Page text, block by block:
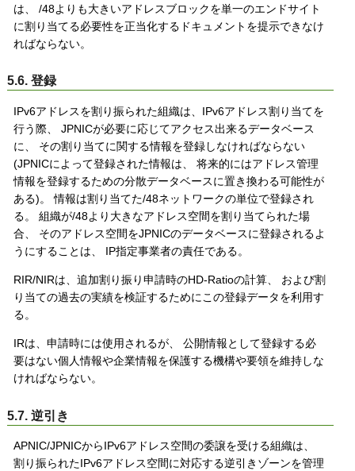
は、 /48よりも大きいアドレスブロックを単一のエンドサイト
に割り当てる必要性を正当化するドキュメントを提示できなけ
ればならない。
5.6. 登録
IPv6アドレスを割り振られた組織は、IPv6アドレス割り当てを
行う際、 JPNICが必要に応じてアクセス出来るデータベース
に、 その割り当てに関する情報を登録しなければならない
(JPNICによって登録された情報は、 将来的にはアドレス管理
情報を登録するための分散データベースに置き換わる可能性が
ある)。 情報は割り当てた/48ネットワークの単位で登録され
る。 組織が/48より大きなアドレス空間を割り当てられた場
合、 そのアドレス空間をJPNICのデータベースに登録されるよ
うにすることは、 IP指定事業者の責任である。
RIR/NIRは、追加割り振り申請時のHD-Ratioの計算、 および割
り当ての過去の実績を検証するためにこの登録データを利用す
る。
IRは、申請時には使用されるが、 公開情報として登録する必
要はない個人情報や企業情報を保護する機構や要領を維持しな
ければならない。
5.7. 逆引き
APNIC/JPNICからIPv6アドレス空間の委譲を受ける組織は、
割り振られたIPv6アドレス空間に対応する逆引きゾーンを管理